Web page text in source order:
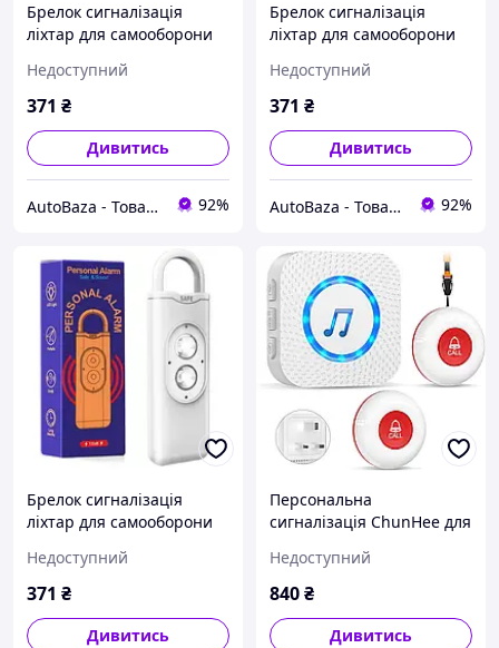
Брелок сигналізація
ліхтар для самооборони
дБ індивідуальна захисна
сирена, Чорний
Недоступний
371 ₴
Дивитись
AutoBaza - Товари для автомобілей та життя 92%
Брелок сигналізація
ліхтар для самооборони
дБ індивідуальна захисна
сирена, Блакитний
Недоступний
371 ₴
Дивитись
AutoBaza - Товари для автомобілей та життя 92%
Брелок сигналізація
ліхтар для самооборони
дБ індивідуальна захисна
сирена, Білий
Недоступний
371 ₴
Дивитись
Персональна
сигналізація ChunHee для
Недоступний
840₴
Дивитись